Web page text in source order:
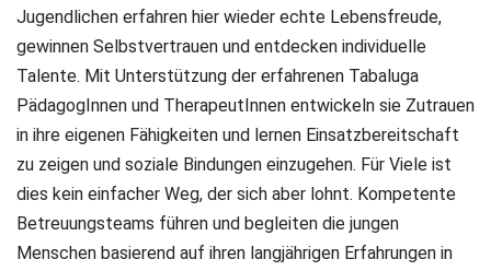
Jugendlichen erfahren hier wieder echte Lebensfreude,
gewinnen Selbstvertrauen und entdecken individuelle
Talente. Mit Unterstützung der erfahrenen Tabaluga
PädagogInnen und TherapeutInnen entwickeln sie Zutrauen
in ihre eigenen Fähigkeiten und lernen Einsatzbereitschaft
zu zeigen und soziale Bindungen einzugehen. Für Viele ist
dies kein einfacher Weg, der sich aber lohnt. Kompetente
Betreuungsteams führen und begleiten die jungen
Menschen basierend auf ihren langjährigen Erfahrungen in